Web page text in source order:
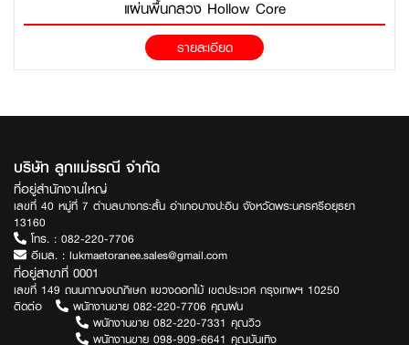
แผ่นพื้นกลวง Hollow Core
รายละเอียด
บริษัท ลูกแม่ธรณี จำกัด
ที่อยู่สำนักงานใหญ่
เลขที่ 40 หมู่ที่ 7 ตำบลบางกระสั้น อำเภอบางปะอิน จังหวัดพระนครศรีอยุธยา
13160
โทร. : 082-220-7706
อีเมล. : lukmaetoranee.sales@gmail.com
ที่อยู่สาขาที่ 0001
เลขที่ 149 ถนนกาญจนาภิเษก แขวงดอกไม้ เขตประเวศ กรุงเทพฯ 10250
ติดต่อ
พนักงานขาย 082-220-7706 คุณฝน
พนักงานขาย 082-220-7331 คุณวิว
พนักงานขาย 098-909-6641 คุณบันเทิง